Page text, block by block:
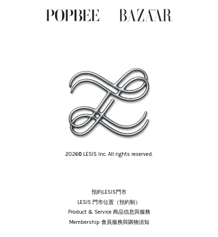
2026© LESIS Inc. All rights reserved.
預約LESIS門市
LESIS 門市位置（預約制）
Product & Service 商品信息與服務
Membership 會員服務與購物須知